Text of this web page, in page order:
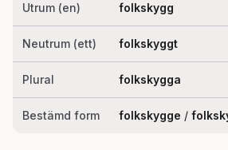
Utrum (en) folkskygg
Neutrum (ett) folkskyggt
Plural folkskygga
Bestämd form folkskygge /